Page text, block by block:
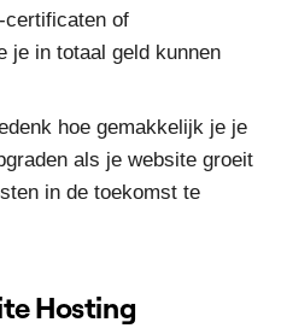
certificaten of
je in totaal geld kunnen
hoe gemakkelijk je je
als je website groeit
in de toekomst te
Hosting